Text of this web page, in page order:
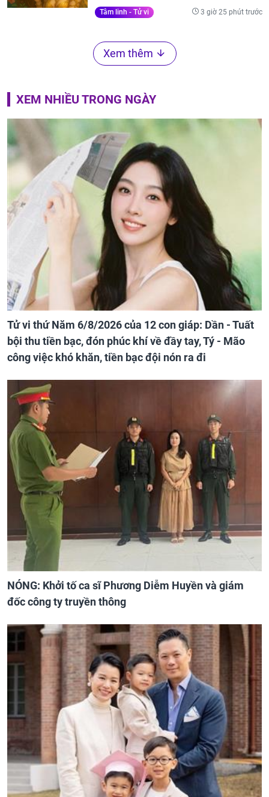
Tâm linh - Tử vi 3 giờ 25 phút trước
Xem thêm
XEM NHIỀU TRONG NGÀY
Tử vi thứ Năm 6/8/2026 của 12 con giáp: Dần - Tuất
bội thu tiền bạc, đón phúc khí về đầy tay, Tý - Mão
công việc khó khăn, tiền bạc đội nón ra đi
NÓNG: Khởi tố ca sĩ Phương Diễm Huyền và giám
đốc công ty truyền thông